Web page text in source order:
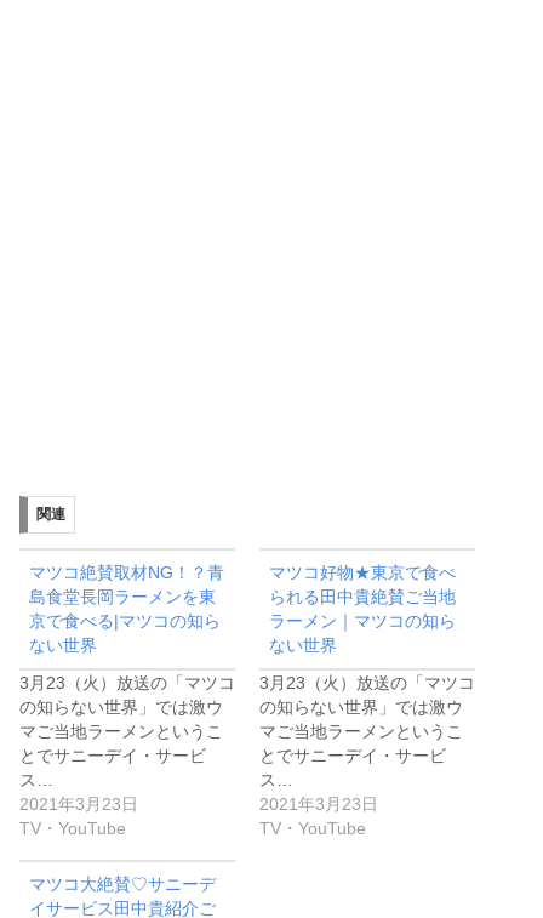
関連
マツコ絶賛取材NG！？青
島食堂長岡ラーメンを東
京で食べる|マツコの知ら
ない世界
3月23（火）放送の「マツコ
の知らない世界」では激ウ
マご当地ラーメンというこ
とでサニーデイ・サービ
ス…
2021年3月23日
TV・YouTube
マツコ好物★東京で食べ
られる田中貴絶賛ご当地
ラーメン｜マツコの知ら
ない世界
3月23（火）放送の「マツコ
の知らない世界」では激ウ
マご当地ラーメンというこ
とでサニーデイ・サービ
ス…
2021年3月23日
TV・YouTube
マツコ大絶賛♡サニーデ
イサービス田中貴紹介ご